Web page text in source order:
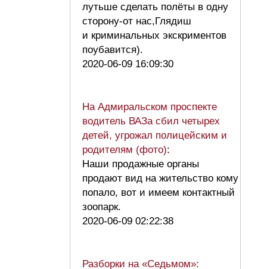
лутьше сделать полёты в одну
сторону-от нас,Глядиш
и криминальных экскриментов
поубавится).
2020-06-09 16:09:30
На Адмиральском проспекте
водитель ВАЗа сбил четырех
детей, угрожал полицейским и
родителям (фото):
Наши продажные органы
продают вид на жительство кому
попало, вот и имеем контактный
зоопарк.
2020-06-09 02:22:38
Разборки на «Седьмом»: